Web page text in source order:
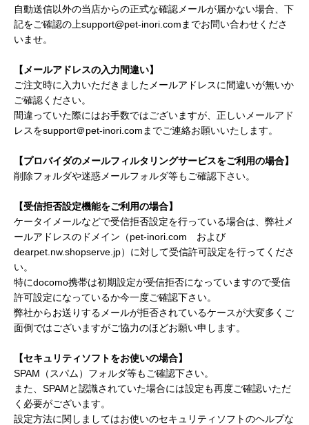
自動送信以外の当店からの正式な確認メールが届かない場合、下
記をご確認の上support@pet-inori.comまでお問い合わせくださ
いませ。
【メールアドレスの入力間違い】
ご注文時に入力いただきましたメールアドレスに間違いが無いか
ご確認ください。
間違っていた際にはお手数ではございますが、正しいメールアド
レスをsupport＠pet-inori.comまでご連絡お願いいたします。
【プロバイダのメールフィルタリングサービスをご利用の場合】
削除フォルダや迷惑メールフォルダ等もご確認下さい。
【受信拒否設定機能をご利用の場合】
ケータイメールなどで受信拒否設定を行っている場合は、弊社メ
ールアドレスのドメイン（pet-inori.com および
dearpet.nw.shopserve.jp）に対して受信許可設定を行ってくださ
い。
特にdocomo携帯は初期設定が受信拒否になっていますので受信
許可設定になっているか今一度ご確認下さい。
弊社からお送りするメールが拒否されているケースが大変多くご
面倒ではございますがご協力のほどお願い申します。
【セキュリティソフトをお使いの場合】
SPAM（スパム）フォルダ等もご確認下さい。
また、SPAMと認識されていた場合には設定も再度ご確認いただ
く必要がございます。
設定方法に関しましてはお使いのセキュリティソフトのヘルプな